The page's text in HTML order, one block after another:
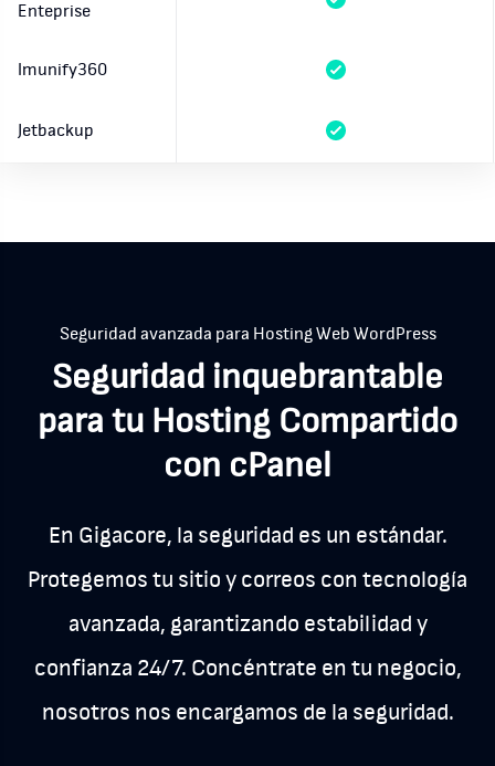
Enteprise
Imunify360
Jetbackup
Seguridad avanzada para Hosting Web WordPress
Seguridad inquebrantable
para tu Hosting Compartido
con cPanel
En Gigacore, la seguridad es un estándar.
Protegemos tu sitio y correos con tecnología
avanzada, garantizando estabilidad y
confianza 24/7. Concéntrate en tu negocio,
nosotros nos encargamos de la seguridad.